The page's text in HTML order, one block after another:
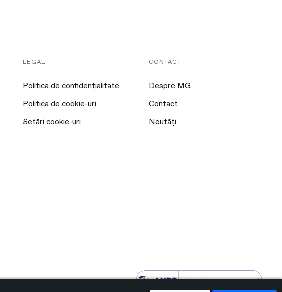
LEGAL
Politica de confidențialitate
Politica de cookie-uri
Setări cookie-uri
CONTACT
Despre MG
Contact
Noutăți